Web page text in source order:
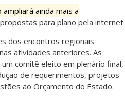
ainda mais a
para plano pela internet.
dos encontros regionais
atividades anteriores. As
comitê eleito em plenário final,
de requerimentos, projetos
ao Orçamento do Estado.